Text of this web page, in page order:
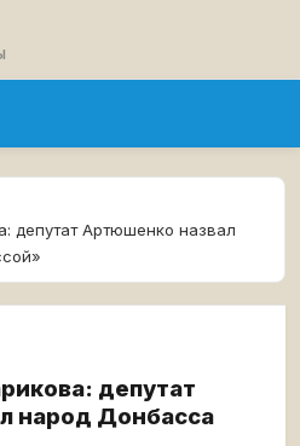
депутат Артюшенко назвал
депутат
народ Донбасса